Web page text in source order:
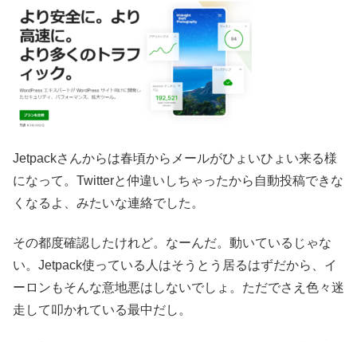
Jetpackさんからは春頃からメールがひょいひょい来る様
になって。Twitterと仲違いしちゃったから自動投稿できな
くなるよ、みたいな連絡でした。
その都度確認したけれど。なーんだ。動いているじゃな
い。Jetpack使っている人はそうとう居るはずだから、イ
ーロンもそんな意地悪はしないでしょ。ただでさえ色々迷
走して叩かれている最中だし。